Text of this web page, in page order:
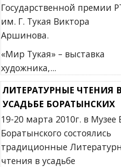
Государственной премии
им. Г. Тукая Виктора
Аршинова.
«Мир Тукая» – выставка
художника,...
ЛИТЕРАТУРНЫЕ ЧТЕНИЯ В
УСАДЬБЕ БОРАТЫНСКИХ
19-20 марта 2010г. в Музее
Боратынского состоялись
традиционные
чтения в усадьбе